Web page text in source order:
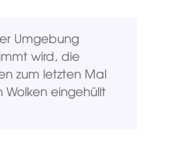
Umgebung
wird, die
zum letzten Mal
eingehüllt